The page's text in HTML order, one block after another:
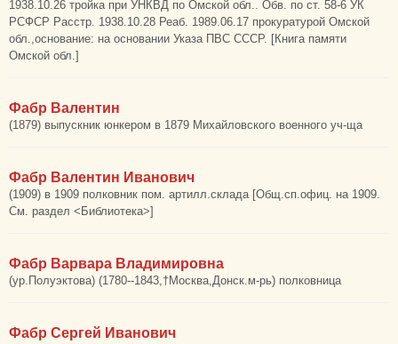
1938.10.26 тройка при УНКВД по Омской обл.. Обв. по ст. 58-6 УК
РСФСР Расстр. 1938.10.28 Реаб. 1989.06.17 прокуратурой Омской
обл.,основание: на основании Указа ПВС СССР. [Книга памяти
Омской обл.]
Фабр Валентин
(1879) выпускник юнкером в 1879 Михайловского военного уч-ща
Фабр Валентин Иванович
(1909) в 1909 полковник пом. артилл.склада [Общ.сп.офиц. на 1909.
См. раздел <Библиотека>]
Фабр Варвара Владимировна
(ур.Полуэктова) (1780--1843,†Москва,Донск.м-рь) полковница
Фабр Сергей Иванович